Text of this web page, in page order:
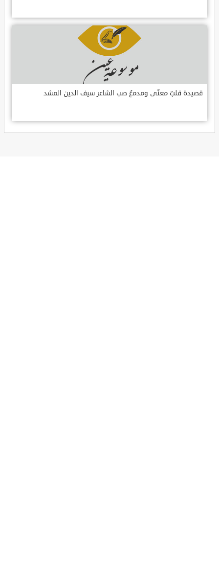
قصيدة قلبٌ معنّى ومدمعٌ صب الشاعر سيف الدين المشد